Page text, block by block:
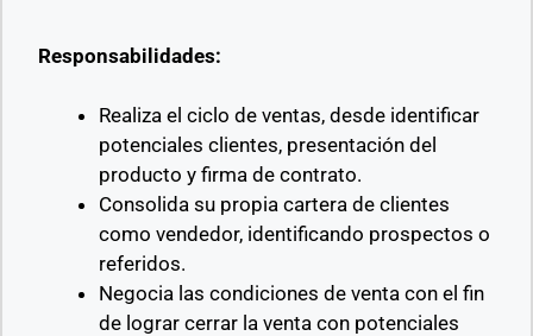
Responsabilidades:
Realiza el ciclo de ventas, desde identificar
potenciales clientes, presentación del
producto y firma de contrato.
Consolida su propia cartera de clientes
como vendedor, identificando prospectos o
referidos.
Negocia las condiciones de venta con el fin
de lograr cerrar la venta con potenciales